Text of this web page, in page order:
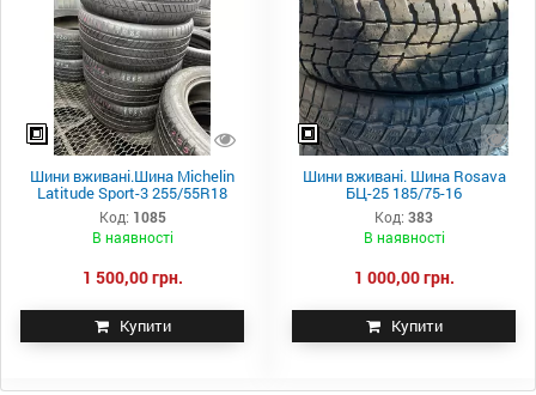
Шини вживані.Шина Michelin
Latitude Sport-3 255/55R18
Код: 1085
В наявності
1 500,00 грн.
Купити
Шини вживані. Шина Rosava
БЦ-25 185/75-16
Код: 383
В наявності
1 000,00 грн.
Купити